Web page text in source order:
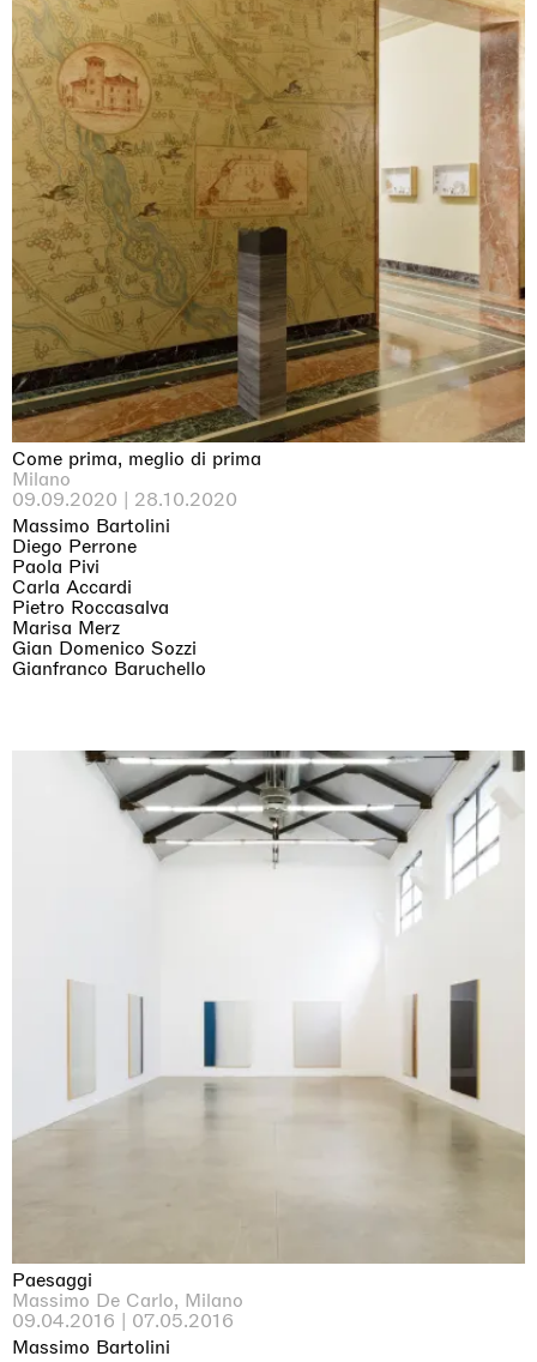
Come prima, meglio di prima
Milano
09.09.2020 | 28.10.2020
Massimo Bartolini
Diego Perrone
Paola Pivi
Carla Accardi
Pietro Roccasalva
Marisa Merz
Gian Domenico Sozzi
Gianfranco Baruchello
Paesaggi
Massimo De Carlo, Milano
09.04.2016 | 07.05.2016
Massimo Bartolini